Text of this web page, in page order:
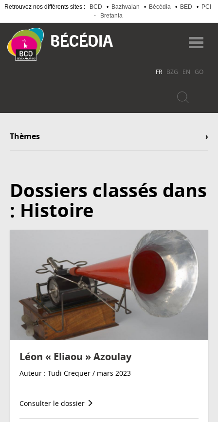
Retrouvez nos différents sites : BCD • Bazhvalan • Bécédia • BED •
PCI
-
Bretania
au
contenu
principal
FR BZG EN GO
Thèmes
Dossiers classés dans
: Histoire
Léon « Eliaou » Azoulay
Auteur : Tudi Crequer / mars 2023
Consulter le dossier